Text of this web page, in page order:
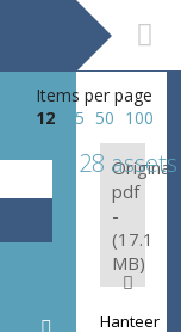
Items per page
12
25 50 100
28 assets
Original:
pdf
-
(17.1
MB)
Hanteer